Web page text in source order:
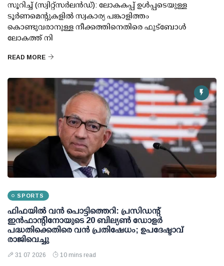
സൂറിച്ച് (സ്വിറ്റ്‌സര്‍ലന്‍ഡ്): ലോകകപ്പ് ഉള്‍പ്പടെയുള്ള
ടൂര്‍ണമെന്റുകളില്‍ സ്വകാര്യ പങ്കാളിത്തം
കൊണ്ടുവരാനുള്ള നീക്കത്തിനെതിരെ ഫുട്ബോള്‍
ലോകത്ത് നി
READ MORE
SPORTS
ഫിഫയില്‍ വന്‍ പൊട്ടിത്തെറി: പ്രസിഡന്റ്
ഇന്‍ഫാന്റിനോയുടെ 20 ബില്യണ്‍ ഡോളര്‍
പദ്ധതിക്കെതിരെ വന്‍ പ്രതിഷേധം; ഉപദേഷ്ടാവ്
രാജിവെച്ചു
31 07 2026 10 mins read